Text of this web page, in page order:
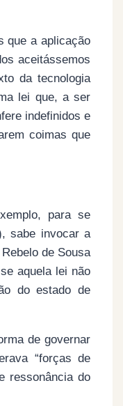
que a aplicação
aceitássemos
da tecnologia
lei que, a ser
indefinidos e
coimas que
para se
sabe invocar a
de Sousa
aquela lei não
do estado de
de governar
“forças de
ressonância do